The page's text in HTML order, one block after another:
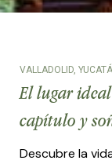
VALLADOLID,
El lugar
capítulo y
Descubre la